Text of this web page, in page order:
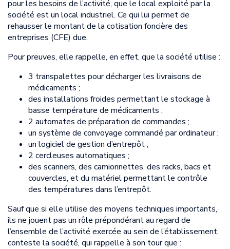
pour les besoins de l’activité, que le local exploité par la
société est un local industriel. Ce qui lui permet de
rehausser le montant de la cotisation foncière des
entreprises (CFE) due.
Pour preuves, elle rappelle, en effet, que la société utilise :
3 transpalettes pour décharger les livraisons de
médicaments ;
des installations froides permettant le stockage à
basse température de médicaments ;
2 automates de préparation de commandes ;
un système de convoyage commandé par ordinateur ;
un logiciel de gestion d’entrepôt ;
2 cercleuses automatiques ;
des scanners, des camionnettes, des racks, bacs et
couvercles, et du matériel permettant le contrôle
des températures dans l’entrepôt.
Sauf que si elle utilise des moyens techniques importants,
ils ne jouent pas un rôle prépondérant au regard de
l’ensemble de l’activité exercée au sein de l’établissement,
conteste la société, qui rappelle à son tour que :